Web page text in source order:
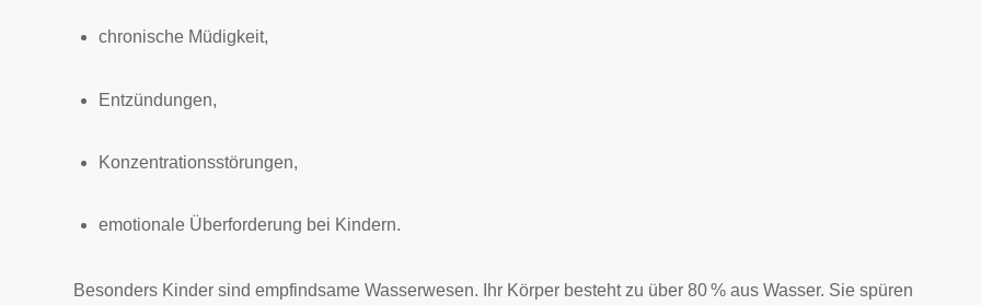
chronische Müdigkeit,
Entzündungen,
Konzentrationsstörungen,
emotionale Überforderung bei Kindern.
Besonders Kinder sind empfindsame Wasserwesen. Ihr Körper besteht zu über 80 % aus Wasser. Sie spüren